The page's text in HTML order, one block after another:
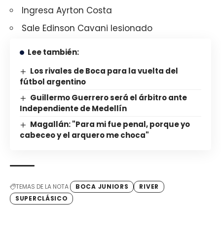
Ingresa Ayrton Costa
Sale Edinson Cavani lesionado
Lee también:
Los rivales de Boca para la vuelta del
fútbol argentino
Guillermo Guerrero será el árbitro ante
Independiente de Medellín
Magallán: "Para mi fue penal, porque yo
cabeceo y el arquero me choca"
TEMAS DE LA NOTA BOCA JUNIORS
RIVER
SUPERCLÁSICO